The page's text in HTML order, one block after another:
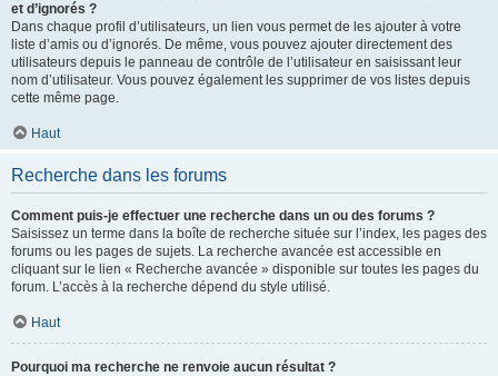
et d’ignorés ?
Dans chaque profil d’utilisateurs, un lien vous permet de les ajouter à votre
liste d’amis ou d’ignorés. De même, vous pouvez ajouter directement des
utilisateurs depuis le panneau de contrôle de l’utilisateur en saisissant leur
nom d’utilisateur. Vous pouvez également les supprimer de vos listes depuis
cette même page.
Haut
Recherche dans les forums
Comment puis-je effectuer une recherche dans un ou des forums ?
Saisissez un terme dans la boîte de recherche située sur l’index, les pages des
forums ou les pages de sujets. La recherche avancée est accessible en
cliquant sur le lien « Recherche avancée » disponible sur toutes les pages du
forum. L’accès à la recherche dépend du style utilisé.
Haut
Pourquoi ma recherche ne renvoie aucun résultat ?